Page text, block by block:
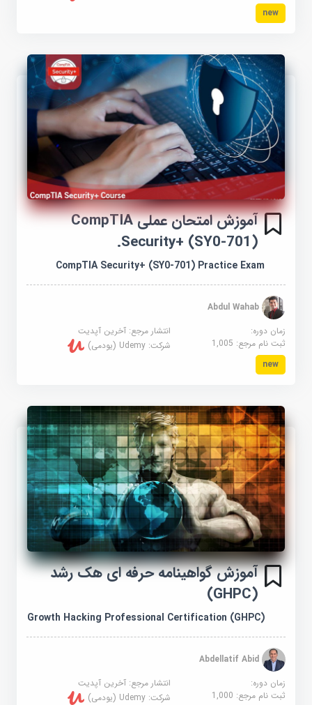
new
آموزش امتحان عملی CompTIA
Security+ (SY0-701).
CompTIA Security+ (SY0-701) Practice Exam
Abdul Wahab
زمان دوره:
انتشار مرجع:آخرین آپدیت
ثبت نام مرجع:1,005 شرکت:Udemy (یودمی)
new
آموزش گواهینامه حرفه ای هک رشد
(GHPC)
Growth Hacking Professional Certification (GHPC)
Abdellatif Abid
زمان دوره:
انتشار مرجع:آخرین آپدیت
ثبت نام مرجع:1,000 شرکت:Udemy (یودمی)